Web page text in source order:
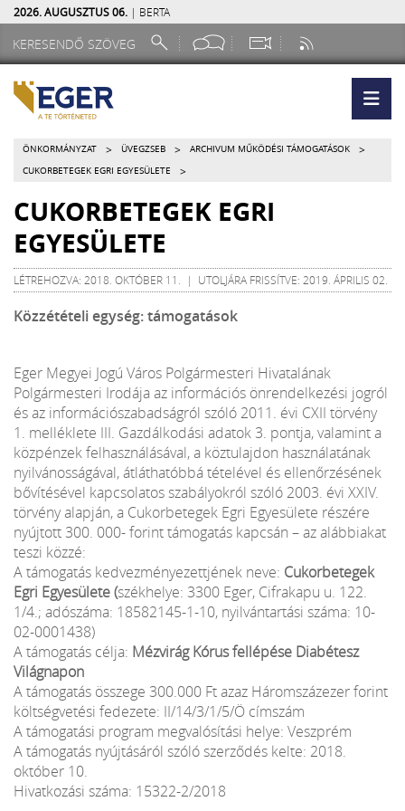
2026. AUGUSZTUS 06. | BERTA
ÖNKORMÁNYZAT > ÜVEGZSEB > ARCHIVUM MŰKÖDÉSI TÁMOGATÁSOK >
CUKORBETEGEK EGRI EGYESÜLETE >
CUKORBETEGEK EGRI
EGYESÜLETE
LÉTREHOZVA: 2018. OKTÓBER 11. | UTOLJÁRA FRISSÍTVE: 2019. ÁPRILIS 02.
Közzétételi egység: támogatások
Eger Megyei Jogú Város Polgármesteri Hivatalának
Polgármesteri Irodája az információs önrendelkezési jogról
és az információszabadságról szóló 2011. évi CXII törvény
1. melléklete III. Gazdálkodási adatok 3. pontja, valamint a
közpénzek felhasználásával, a köztulajdon használatának
nyilvánosságával, átláthatóbbá tételével és ellenőrzésének
bővítésével kapcsolatos szabályokról szóló 2003. évi XXIV.
törvény alapján, a Cukorbetegek Egri Egyesülete részére
nyújtott 300. 000- forint támogatás kapcsán – az alábbiakat
teszi közzé:
A támogatás kedvezményezettjének neve: Cukorbetegek
Egri Egyesülete (székhelye: 3300 Eger, Cifrakapu u. 122.
1/4.; adószáma: 18582145-1-10, nyilvántartási száma: 10-
02-0001438)
A támogatás célja: Mézvirág Kórus fellépése Diabétesz
Világnapon
A támogatás összege 300.000 Ft azaz Háromszázezer forint
költségvetési fedezete: II/14/3/1/5/Ö címszám
A támogatási program megvalósítási helye: Veszprém
A támogatás nyújtásáról szóló szerződés kelte: 2018.
október 10.
Hivatkozási száma: 15322-2/2018